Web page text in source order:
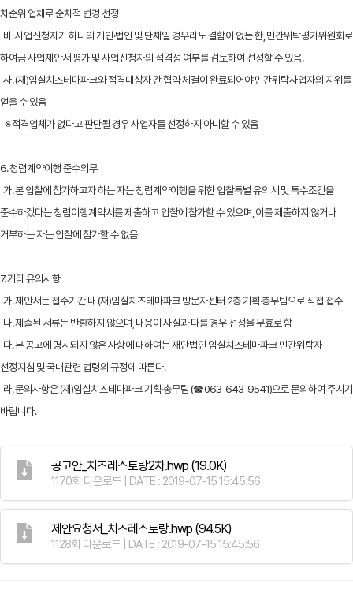
차순위 업체로 순차적 변경 선정
바. 사업신청자가 하나의 개인·법인 및 단체일 경우라도 결함이 없는 한, 민간위탁평가위원회로
하여금 사업제안서 평가 및 사업신청자의 적격성 여부를 검토하여 선정할 수 있음.
사. (재)임실치즈테마파크와 적격대상자 간 협약 체결이 완료되어야 민간위탁사업자의 지위를
얻을 수 있음
※ 적격업체가 없다고 판단될 경우 사업자를 선정하지 아니할 수 있음
6. 청렴계약이행 준수의무
가. 본 입찰에 참가하고자 하는 자는 청렴계약이행을 위한 입찰특별 유의서 및 특수조건을
준수하겠다는 청렴이행계약서를 제출하고 입찰에 참가할 수 있으며, 이를 제출하지 않거나
거부하는 자는 입찰에 참가할 수 없음
7. 기타 유의사항
가. 제안서는 접수기간 내 (재)임실치즈테마파크 방문자센터 2층 기획·총무팀으로 직접 접수
나. 제출된 서류는 반환하지 않으며, 내용이 사실과 다를 경우 선정을 무효로 함
다. 본 공고에 명시되지 않은 사항에 대하여는 재단법인 임실치즈테마파크 민간위탁자
선정지침 및 국내관련 법령의 규정에 따른다.
라. 문의사항은 (재)임실치즈테마파크 기획·총무팀 (☎ 063-643-9541)으로 문의하여 주시기
바랍니다.
공고안_치즈레스토랑2차.hwp (19.0K)
1170회 다운로드 | DATE : 2019-07-15 15:45:56
제안요청서_치즈레스토랑.hwp (94.5K)
1128회 다운로드 | DATE : 2019-07-15 15:45:56